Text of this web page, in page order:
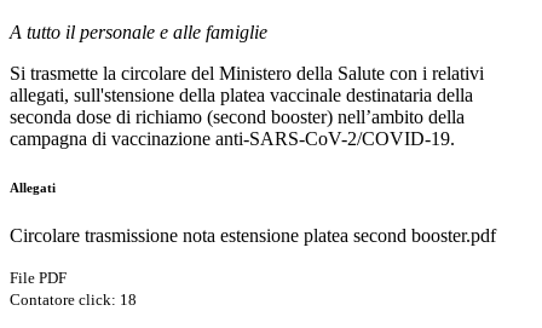
A tutto il personale e alle famiglie
Si trasmette la circolare del Ministero della Salute con i relativi
allegati, sull'stensione della platea vaccinale destinataria della
seconda dose di richiamo (second booster) nell’ambito della
campagna di vaccinazione anti-SARS-CoV-2/COVID-19.
Allegati
Circolare trasmissione nota estensione platea second booster.pdf
File PDF
Contatore click: 18